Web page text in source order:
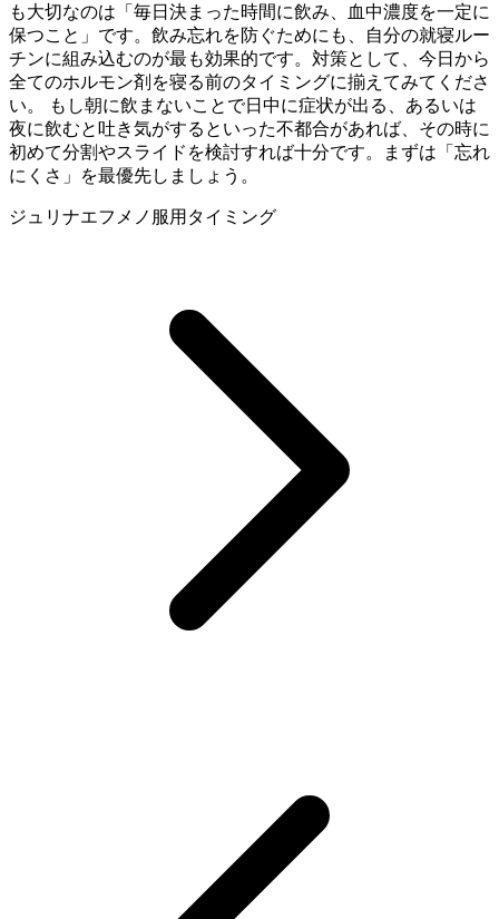
も大切なのは「毎日決まった時間に飲み、血中濃度を一定に
保つこと」です。飲み忘れを防ぐためにも、自分の就寝ルー
チンに組み込むのが最も効果的です。対策として、今日から
全てのホルモン剤を寝る前のタイミングに揃えてみてくださ
い。 もし朝に飲まないことで日中に症状が出る、あるいは
夜に飲むと吐き気がするといった不都合があれば、その時に
初めて分割やスライドを検討すれば十分です。まずは「忘れ
にくさ」を最優先しましょう。
ジュリナエフメノ 服用タイミング